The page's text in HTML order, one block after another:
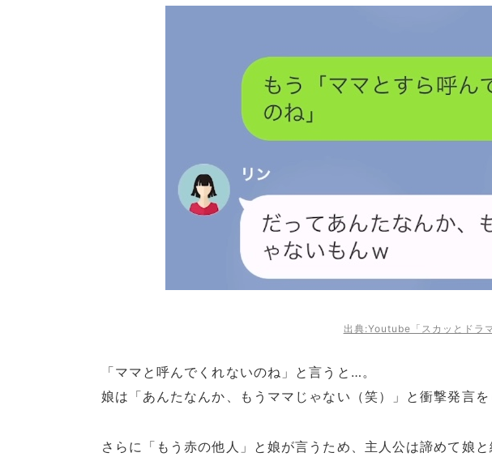
出典:Youtube「スカッとドラマ
「ママと呼んでくれないのね」と言うと…。
娘は「あんたなんか、もうママじゃない（笑）」と衝撃発言を
さらに「もう赤の他人」と娘が言うため、主人公は諦めて娘と